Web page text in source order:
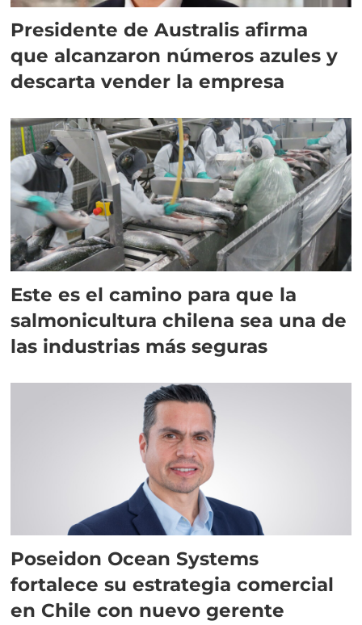
Presidente de Australis afirma
que alcanzaron números azules y
descarta vender la empresa
Este es el camino para que la
salmonicultura chilena sea una de
las industrias más seguras
Poseidon Ocean Systems
fortalece su estrategia comercial
en Chile con nuevo gerente